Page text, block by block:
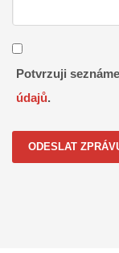
Potvrzuji
údajů.
ODESLAT